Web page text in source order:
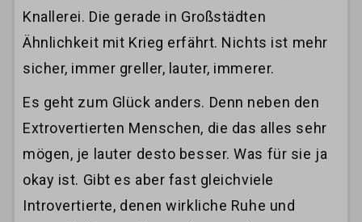
Knallerei. Die gerade in Großstädten
Ähnlichkeit mit Krieg erfährt. Nichts ist mehr
sicher, immer greller, lauter, immerer.
Es geht zum Glück anders. Denn neben den
Extrovertierten Menschen, die das alles sehr
mögen, je lauter desto besser. Was für sie ja
okay ist. Gibt es aber fast gleichviele
Introvertierte, denen wirkliche Ruhe und